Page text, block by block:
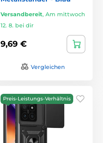
Versandbereit, Am mittwoch
12. 8. bei dir
9,69 €
Vergleichen
Preis-Leistungs-Verhältnis